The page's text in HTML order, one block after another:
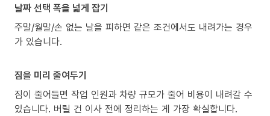
날짜 선택 폭을 넓게 잡기
주말/월말/손 없는 날을 피하면 같은 조건에서도 내려가는 경우
가 있습니다.
짐을 미리 줄여두기
짐이 줄어들면 작업 인원과 차량 규모가 줄어 비용이 내려갈 수
있습니다. 버릴 건 이사 전에 정리하는 게 가장 확실합니다.